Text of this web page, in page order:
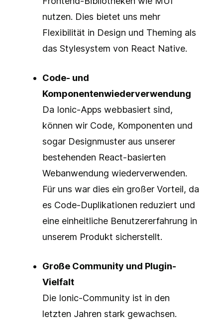
nutzen. Dies bietet uns mehr
Flexibilität in Design und Theming als
das Stylesystem von React Native.
Code- und
Komponentenwiederverwendung
Da Ionic-Apps webbasiert sind,
können wir Code, Komponenten und
sogar Designmuster aus unserer
bestehenden React-basierten
Webanwendung wiederverwenden.
Für uns war dies ein großer Vorteil, da
es Code-Duplikationen reduziert und
eine einheitliche Benutzererfahrung in
unserem Produkt sicherstellt.
Große Community und Plugin-
Vielfalt
Die Ionic-Community ist in den
letzten Jahren stark gewachsen.